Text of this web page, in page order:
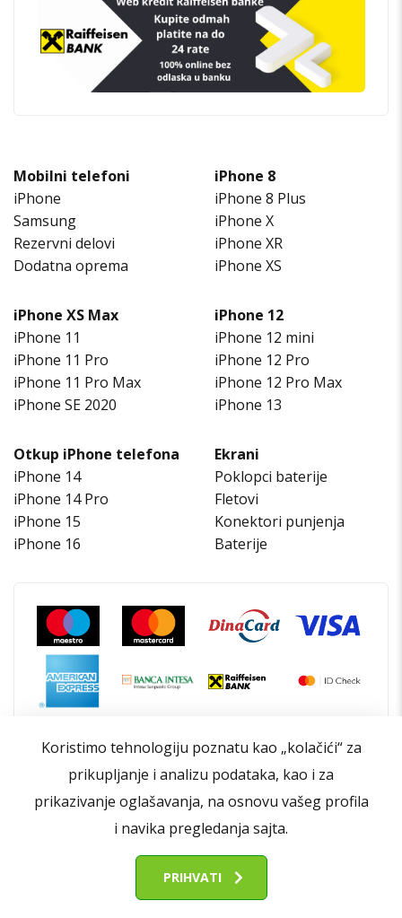
FIlteri
Mobilni telefoni
iPhone
Samsung
Rezervni delovi
Dodatna oprema
iPhone 8
iPhone 8 Plus
iPhone X
iPhone XR
iPhone XS
iPhone XS Max
iPhone 11
iPhone 11 Pro
iPhone 11 Pro Max
iPhone SE 2020
iPhone 12
iPhone 12 mini
iPhone 12 Pro
iPhone 12 Pro Max
iPhone 13
Otkup iPhone telefona
iPhone 14
iPhone 14 Pro
iPhone 15
iPhone 16
Ekrani
Poklopci baterije
Fletovi
Konektori punjenja
Baterije
Opšti uslovi poslovanja
Politika privatnosti
Koristimo tehnologiju poznatu kao „kolačići“ za
prikupljanje i analizu podataka, kao i za
prikazivanje oglašavanja, na osnovu vašeg profila
i navika pregledanja sajta.
PRIHVATI